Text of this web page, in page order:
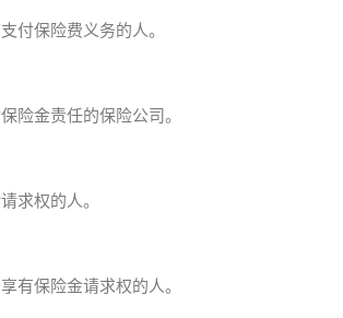
付保险费义务的人。
险金责任的保险公司。
求权的人。
有保险金请求权的人。